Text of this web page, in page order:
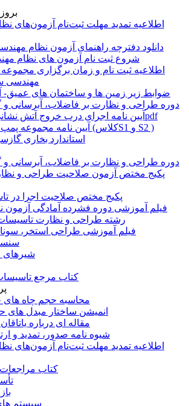
اطلاعیه تمدید مهلت ثبت‌نام آزمون‌های
دانلود دفترچه راهنمای آزمون نظام مهندسی
شروع ثبت نام آزمون های نظام
اطلاعیه ثبت نام و زمان برگزاری
مهندسی
ضوابط زیر زمین ها و ساختمان های عمیق-
دوره طراحی و نظارت بر فاضلاب، آبرسانی و
آیین نامه اجرای درب خروج آتش نشانی و دوربند+فایلpdf
آیین نامه مجموعه پمپ های آتش نشانی (کلاسS1 و S2 )
استاندارد بخاری
دوره طراحی و نظارت بر فاضلاب، آبرسانی و
پکیج مختص آزمون صلاحیت طراحی و
پکیج مختص صلاحیت اجرا در
فیلم آموزشی دوره فشرده آمادگی آزمون
رشته طراحی و نظارت
فیلم آموزشی طراحی استخر،
شیرهای
کتاب مرجع
محاسبه حجم چاه های
انمیشن ساختار مبدل های
مقاله ای درباره
شیوه نامه صدور، تمدید و
اطلاعیه تمدید مهلت ثبت‌نام آزمون‌های
کتاب
سیستم